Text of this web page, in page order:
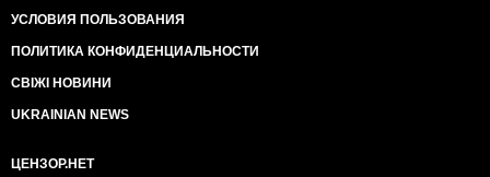
УСЛОВИЯ ПОЛЬЗОВАНИЯ
ПОЛИТИКА КОНФИДЕНЦИАЛЬНОСТИ
СВІЖІ НОВИНИ
UKRAINIAN NEWS
ЦЕНЗОР.НЕТ